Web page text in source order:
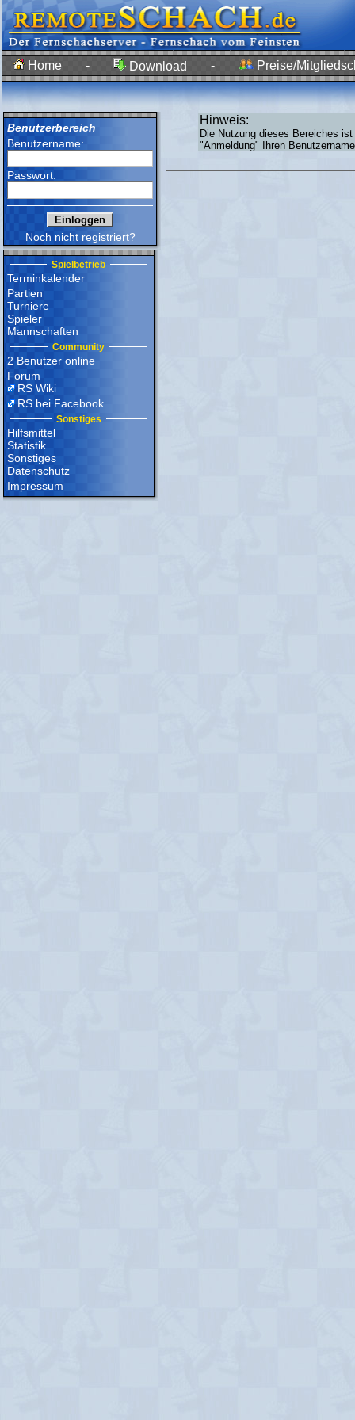
Home - Download - Preise/
Benutzerbereich
Benutzername:
Passwort:
Noch nicht registriert?
Spielbetrieb
Terminkalender
Partien
Turniere
Spieler
Mannschaften
Community
2 Benutzer online
Forum
RS Wiki
RS bei Facebook
Sonstiges
Hilfsmittel
Statistik
Sonstiges
Datenschutz
Impressum
Hinweis:
Die Nutzung dieses Bereiches
"Anmeldung" Ihren